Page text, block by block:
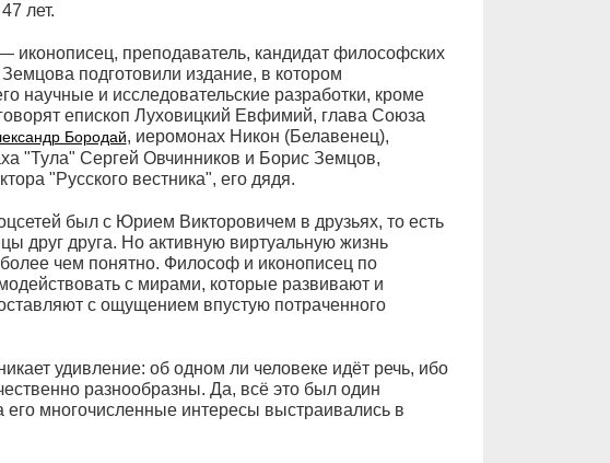
лет.
преподаватель, кандидат философских
подготовили издание, в котором
научные и исследовательские разработки, кроме
епископ Луховицкий Евфимий, глава Союза
Бородай, иеромонах Никон (Белавенец),
"Тула" Сергей Овчинников и Борис Земцов,
"Русского вестника", его дядя.
был с Юрием Викторовичем в друзьях, то есть
друг друга. Но активную виртуальную жизнь
чем понятно. Философ и иконописец по
с мирами, которые развивают и
с ощущением впустую потраченного
удивление: об одном ли человеке идёт речь, ибо
разнообразны. Да, всё это был один
его многочисленные интересы выстраивались в